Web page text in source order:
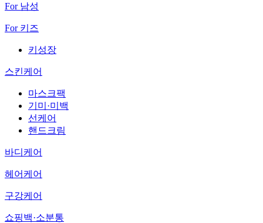
For 남성
For 키즈
키성장
스킨케어
마스크팩
기미·미백
선케어
핸드크림
바디케어
헤어케어
구강케어
쇼핑백·소분통